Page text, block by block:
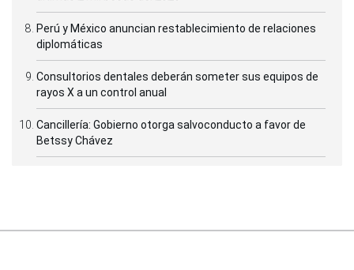
Perú y México anuncian restablecimiento de relaciones
diplomáticas
Consultorios dentales deberán someter sus equipos de
rayos X a un control anual
Cancillería: Gobierno otorga salvoconducto a favor de
Betssy Chávez